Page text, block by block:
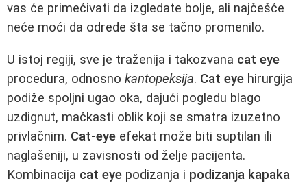
vas će primećivati da izgledate bolje, ali najčešće
neće moći da odrede šta se tačno promenilo.
U istoj regiji, sve je traženija i takozvana cat eye
procedura, odnosno kantopeksija. Cat eye hirurgija
podiže spoljni ugao oka, dajući pogledu blago
uzdignut, mačkasti oblik koji se smatra izuzetno
privlačnim. Cat-eye efekat može biti suptilan ili
naglašeniji, u zavisnosti od želje pacijenta.
Kombinacija cat eye podizanja i podizanja kapaka